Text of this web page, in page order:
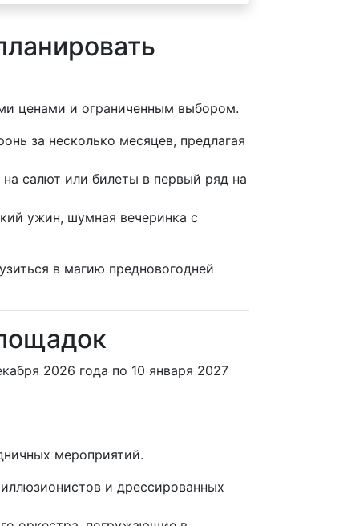
ценами и ограниченным выбором.
за несколько месяцев, предлагая
салют или билеты в первый ряд на
ужин, шумная вечеринка с
в магию предновогодней
2026 года по 10 января 2027
мероприятий.
и дрессированных